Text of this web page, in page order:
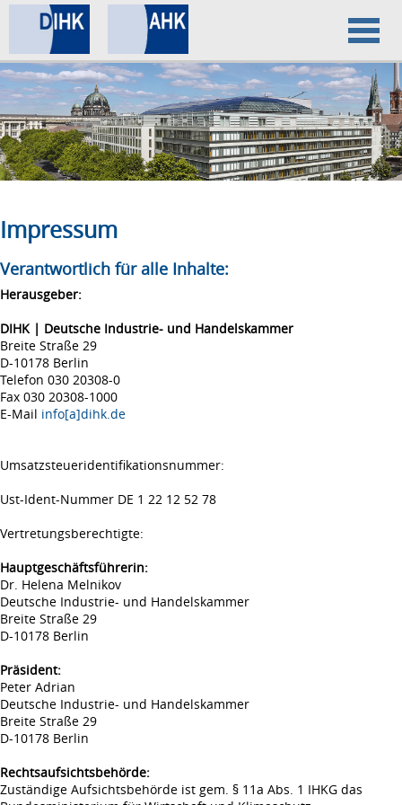
Home
Datenschutz
Impressum
Impressum
Verantwortlich für alle Inhalte:
Herausgeber:
DIHK | Deutsche Industrie- und Handelskammer
Breite Straße 29
D-10178 Berlin
Telefon 030 20308-0
Fax 030 20308-1000
E-Mail info[a]dihk.de
Umsatzsteueridentifikationsnummer:
Ust-Ident-Nummer DE 1 22 12 52 78
Vertretungsberechtigte:
Hauptgeschäftsführerin:
Dr. Helena Melnikov
Deutsche Industrie- und Handelskammer
Breite Straße 29
D-10178 Berlin
Präsident:
Peter Adrian
Deutsche Industrie- und Handelskammer
Breite Straße 29
D-10178 Berlin
Rechtsaufsichtsbehörde:
Zuständige Aufsichtsbehörde ist gem. § 11a Abs. 1 IHKG das